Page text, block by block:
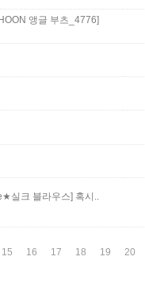
앵글 부츠_4776]
실크 블라우스] 혹시..
15 16 17 18 19 20